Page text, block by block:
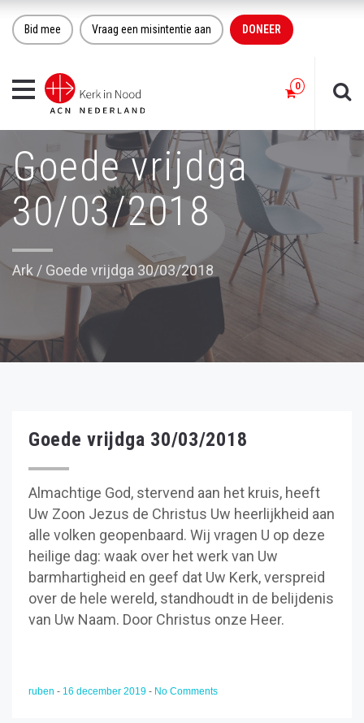
Bid mee Vraag een misintentie aan DONEER
Toggle
navigation
Goede vrijdga
30/03/2018
Ark / Goede vrijdga 30/03/2018
Goede vrijdga 30/03/2018
Almachtige God, stervend aan het kruis, heeft
Uw Zoon Jezus de Christus Uw heerlijkheid aan
alle volken geopenbaard. Wij vragen U op deze
heilige dag: waak over het werk van Uw
barmhartigheid en geef dat Uw Kerk, verspreid
over de hele wereld, standhoudt in de belijdenis
van Uw Naam. Door Christus onze Heer.
ruben - 16 december 2019 - No Comments